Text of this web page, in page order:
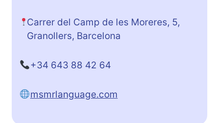
Carrer del Camp de les Moreres, 5,
Granollers, Barcelona
+34 643 88 42 64
msmrlanguage.com